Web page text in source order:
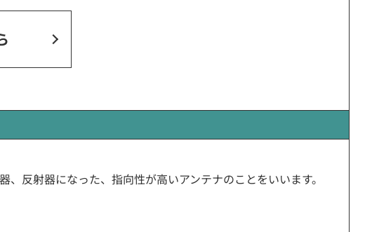
反射器になった、指向性が高いアンテナのことをいいます。